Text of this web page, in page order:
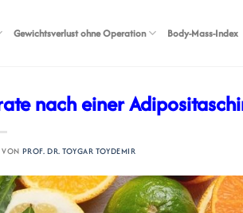
Gewichtsverlust ohne Operation Body-Mass-Index
nach einer
VON PROF. DR. TOYGAR TOYDEMIR